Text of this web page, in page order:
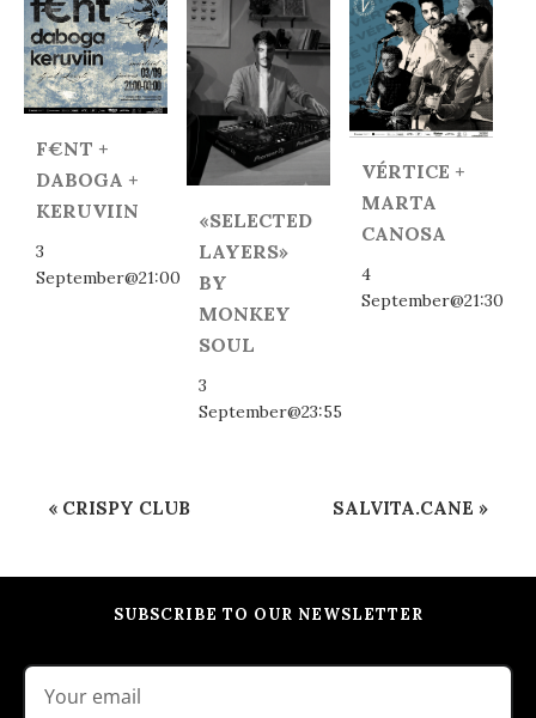
F€NT +
DABOGA +
KERUVIIN
3
September@21:00
«SELECTED
LAYERS»
BY
MONKEY
SOUL
3
September@23:55
VÉRTICE +
MARTA
CANOSA
4
September@21:30
Event
« CRISPY CLUB SALVITA.CANE »
SUBSCRIBE TO OUR NEWSLETTER